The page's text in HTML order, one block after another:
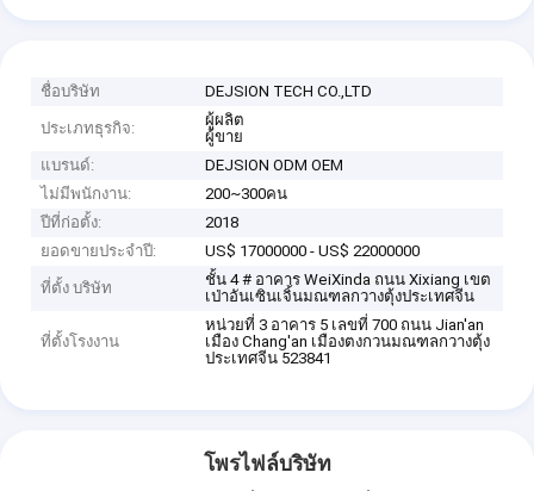
ชื่อบริษัท DEJSION TECH CO.,LTD
ประเภทธุรกิจ:
ผู้ผลิต
ผู้ขาย
แบรนด์:
DEJSION ODM OEM
ไม่มีพนักงาน:
200~300คน
ปีที่ก่อตั้ง:
2018
ยอดขายประจำปี:
US$ 17000000 - US$ 22000000
ที่ตั้ง บริษัท
ชั้น 4 # อาคาร WeiXinda ถนน Xixiang เขต
เป่าอันเซินเจิ้นมณฑลกวางตุ้งประเทศจีน
ที่ตั้งโรงงาน
หน่วยที่ 3 อาคาร 5 เลขที่ 700 ถนน Jian'an
เมือง Chang'an เมืองตงกวนมณฑลกวางตุ้ง
ประเทศจีน 523841
โพรไฟล์บริษัท